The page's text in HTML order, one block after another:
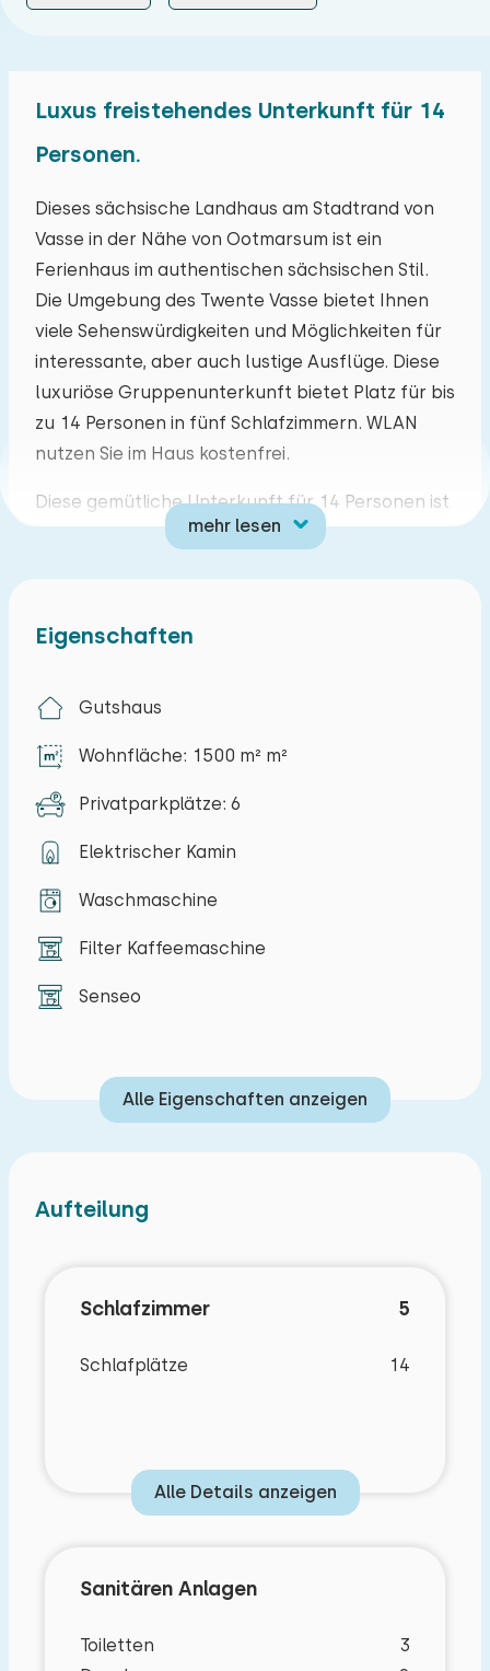
Luxus freistehendes Unterkunft für 14
Personen.
Dieses sächsische Landhaus am Stadtrand von
Vasse in der Nähe von Ootmarsum ist ein
Ferienhaus im authentischen sächsischen Stil.
Die Umgebung des Twente Vasse bietet Ihnen
viele Sehenswürdigkeiten und Möglichkeiten für
interessante, aber auch lustige Ausflüge. Diese
luxuriöse Gruppenunterkunft bietet Platz für bis
zu 14 Personen in fünf Schlafzimmern. WLAN
nutzen Sie im Haus kostenfrei.
Diese gemütliche Unterkunft für 14 Personen ist
mit allen Komfort ausgestattet. Das Wohnzimmer
Mikrowelle, Geschirrspüler, Kühlschrank,
Filterkaffeemaschine, Senseo Kaffeemaschine
Schlafzimmer mit zwei Einzelbetten. Auf einem
der Schlafzimmer befindet sich ein Kinderbett.
Badezimmer und eine separate Toilette. Im
ersten Stock sind zwei Schlafzimmer mit zwei
Einzelbetten. Auch gibt es ein Schlafzimmer mit
vier Einzelbetten und ein Doppelbett. Im ersten
Badewanne. Es gibt eine überdachte Terrasse.
Die Unterkunft verfügt über eine
werden.
mehr lesen
August 2026
Mo Di Mi Do Fr Sa
27 28 29 30 31 01 02
03 04 05 06 07 08 09
10 11 12 13 14 15 16
Eigenschaften
Gutshaus
Wohnfläche: 1500 m² m²
Privatparkplätze: 6
Elektrischer Kamin
Waschmaschine
Filter Kaffeemaschine
Senseo
Alle Eigenschaften anzeigen
Aufteilung
Schlafzimmer 5
Schlafplätze 14
Alle Details anzeigen
Sanitären Anlagen
Toiletten
3